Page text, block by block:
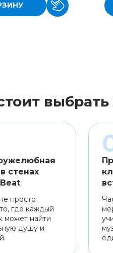
выбрать
стенах
просто
где каждый
может найти
душу и